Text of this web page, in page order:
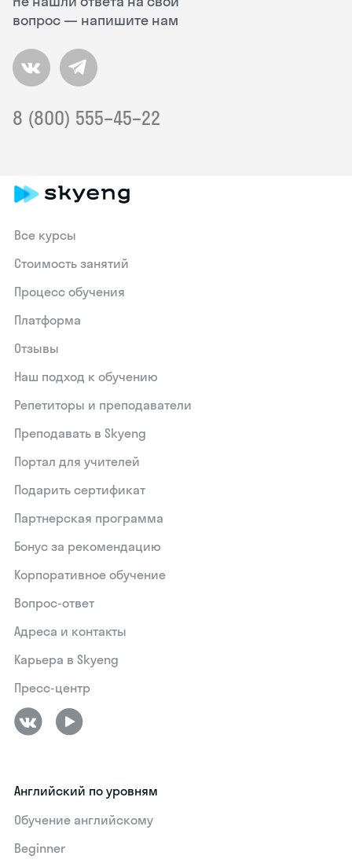
вопрос — напишите нам
8 (800) 555–45–22
Все курсы
Стоимость занятий
Процесс обучения
Платформа
Отзывы
Наш подход к обучению
Репетиторы и преподаватели
Преподавать в Skyeng
Портал для учителей
Подарить сертификат
Партнерская программа
Бонус за рекомендацию
Корпоративное обучение
Вопрос-ответ
Адреса и контакты
Карьера в Skyeng
Пресс-центр
Английский по уровням
Обучение английскому
Beginner